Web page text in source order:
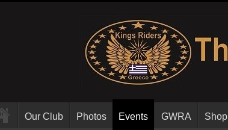
Our Club Photos Events GWRA Shop